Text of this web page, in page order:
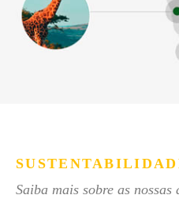
Saiba mais sobre as nossas